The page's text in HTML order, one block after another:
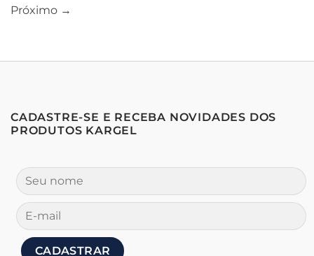
Próximo →
CADASTRE-SE E RECEBA NOVIDADES DOS
PRODUTOS KARGEL